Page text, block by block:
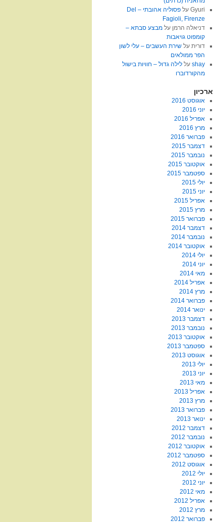
Gyuriעל
פסוליה אהובתי – Del
Fagioli, Firenze
דניאלה הרמן על מבצע סבתא –
קומפוט גויאבות
דוריתעל שירת העשבים – עלי לשון
הפר ממולאים
shayעל לילה גדול – חוויות בישול
מהקורדוברו
ארכיון
אוגוסט 2016
יוני 2016
אפריל 2016
מרץ 2016
פברואר 2016
דצמבר 2015
נובמבר 2015
אוקטובר 2015
ספטמבר 2015
יולי 2015
יוני 2015
אפריל 2015
מרץ 2015
פברואר 2015
דצמבר 2014
נובמבר 2014
אוקטובר 2014
יולי 2014
יוני 2014
מאי 2014
אפריל 2014
מרץ 2014
פברואר 2014
ינואר 2014
דצמבר 2013
נובמבר 2013
אוקטובר 2013
ספטמבר 2013
אוגוסט 2013
יולי 2013
יוני 2013
מאי 2013
אפריל 2013
מרץ 2013
פברואר 2013
ינואר 2013
דצמבר 2012
נובמבר 2012
אוקטובר 2012
ספטמבר 2012
אוגוסט 2012
יולי 2012
יוני 2012
מאי 2012
אפריל 2012
מרץ 2012
פברואר 2012